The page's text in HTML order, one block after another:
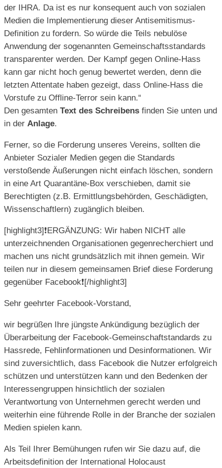
der IHRA. Da ist es nur konsequent auch von sozialen
Medien die Implementierung dieser Antisemitismus-
Definition zu fordern. So würde die Teils nebulöse
Anwendung der sogenannten Gemeinschaftsstandards
transparenter werden. Der Kampf gegen Online-Hass
kann gar nicht hoch genug bewertet werden, denn die
letzten Attentate haben gezeigt, dass Online-Hass die
Vorstufe zu Offline-Terror sein kann.“
Den gesamten Text des Schreibens finden Sie unten und
in der Anlage.
Ferner, so die Forderung unseres Vereins, sollten die
Anbieter Sozialer Medien gegen die Standards
verstoßende Äußerungen nicht einfach löschen, sondern
in eine Art Quarantäne-Box verschieben, damit sie
Berechtigten (z.B. Ermittlungsbehörden, Geschädigten,
Wissenschaftlern) zugänglich bleiben.
[highlight3] ❗️ ERGÄNZUNG: Wir haben NICHT alle
unterzeichnenden Organisationen gegenrecherchiert und
machen uns nicht grundsätzlich mit ihnen gemein. Wir
teilen nur in diesem gemeinsamen Brief diese Forderung
gegenüber Facebook❗️[/highlight3]
Sehr geehrter Facebook-Vorstand,
wir begrüßen Ihre jüngste Ankündigung bezüglich der
Überarbeitung der Facebook-Gemeinschaftstandards zu
Hassrede, Fehlinformationen und Desinformationen. Wir
sind zuversichtlich, dass Facebook die Nutzer erfolgreich
schützen und unterstützen kann und den Bedenken der
Interessengruppen hinsichtlich der sozialen
Verantwortung von Unternehmen gerecht werden und
weiterhin eine führende Rolle in der Branche der sozialen
Medien spielen kann.
Als Teil Ihrer Bemühungen rufen wir Sie dazu auf, die
Arbeitsdefinition der International Holocaust